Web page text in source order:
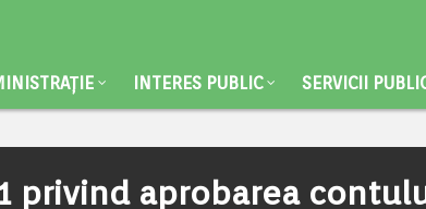
INTERES PUBLIC SERVICII
privind aprobarea